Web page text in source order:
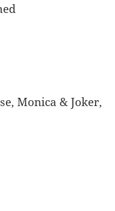
Monica & Joker,